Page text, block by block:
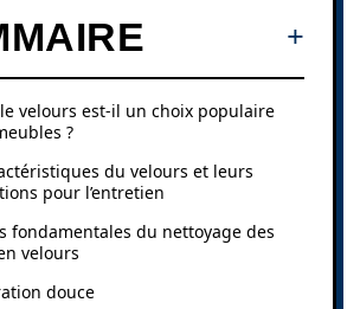
velours est-il un choix populaire
?
du velours et leurs
pour l’entretien
fondamentales du nettoyage des
velours
douce